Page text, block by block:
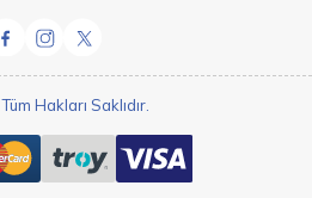
Tüm Hakları Saklıdır.